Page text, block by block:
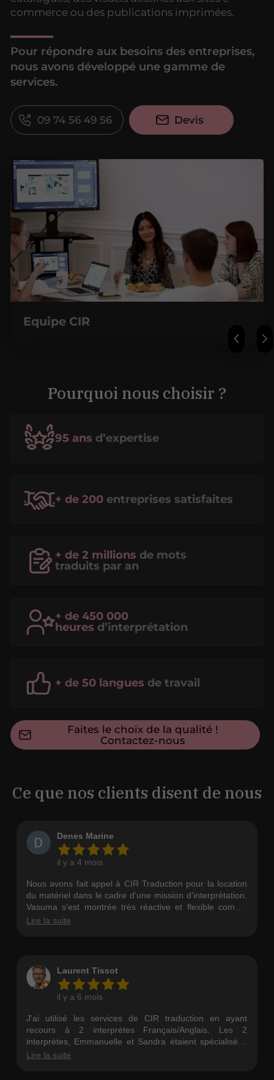
commerce ou des publications imprimées.
Pour répondre aux besoins des entreprises,
nous avons développé une gamme de
services.
09 74 56 49 56 Devis
Equipe CIR
Pourquoi nous choisir ?
95 ans d’expertise
+ de 200 entreprises satisfaites
+ de 2 millions de mots
traduits par an
+ de 450 000
heures d’interprétation
+ de 50 langues de travail
Faites le choix de la qualité !
Contactez-nous
Ce que nos clients disent de nous